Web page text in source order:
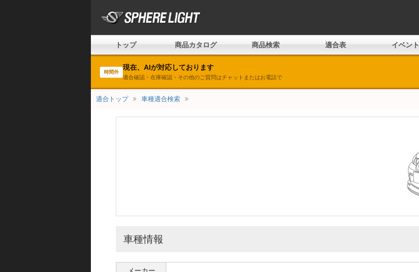
トップ 商品カタログ 商品検索 適合表 イベント
時間外
現在、AIが対応しております
適合確認・在庫確認・その他のご質問はチャットまたはお電話で
適合トップ 車種適合検索
車種情報